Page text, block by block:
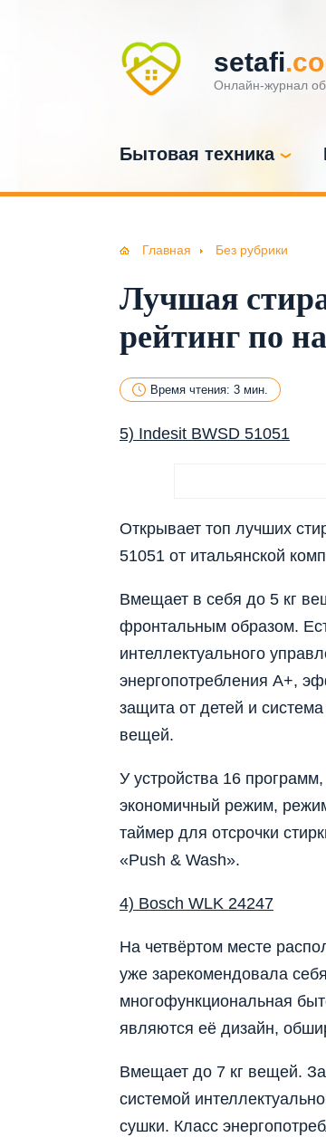
setafi
Онлайн-журнал
Бытовая техника
Главная Без рубрики
Лучшая
рейтинг по
Время чтения: 3 мин.
5) Indesit BWSD 51051
Открывает топ лучших
51051 от итальянской
Вмещает в себя до 5 кг
фронтальным образом.
интеллектуального
энергопотребления А+,
защита от детей и
вещей.
У устройства 16
экономичный режим,
таймер для отсрочки
«Push & Wash».
4) Bosch WLK 24247
На четвёртом месте
уже зарекомендовала
многофункциональная
являются её дизайн,
Вмещает до 7 кг вещей.
системой
сушки. Класс